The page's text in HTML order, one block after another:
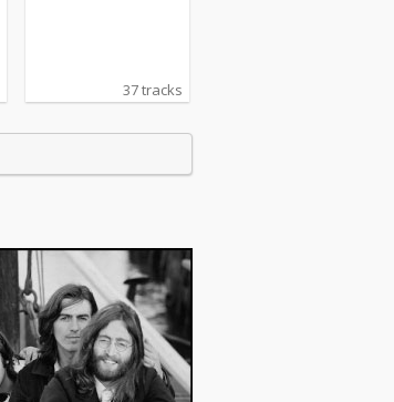
37 tracks